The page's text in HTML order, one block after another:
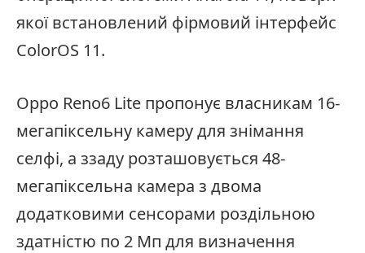
якої встановлений фірмовий інтерфейс
ColorOS 11.
Oppo Reno6 Lite пропонує власникам 16-
мегапіксельну камеру для знімання
селфі, а ззаду розташовується 48-
мегапіксельна камера з двома
додатковими сенсорами роздільною
здатністю по 2 Мп для визначення